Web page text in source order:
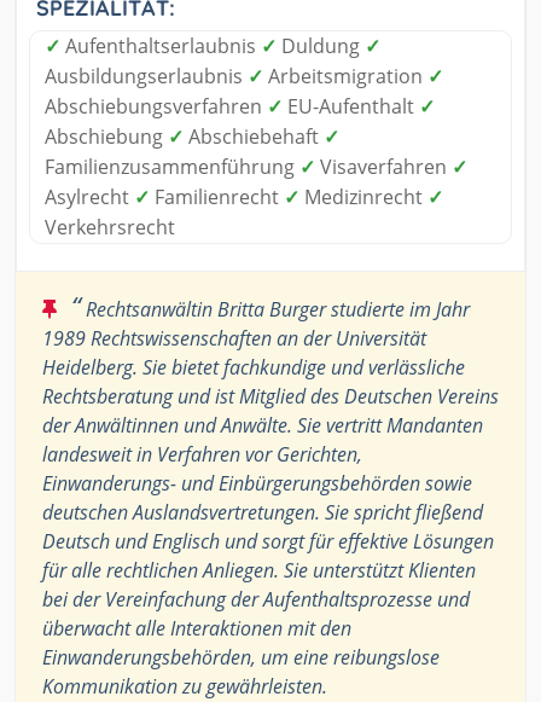
SPEZIALITÄT:
✓ Aufenthaltserlaubnis ✓ Duldung ✓
Ausbildungserlaubnis ✓ Arbeitsmigration ✓
Abschiebungsverfahren ✓ EU-Aufenthalt ✓
Abschiebung ✓ Abschiebehaft ✓
Familienzusammenführung ✓ Visaverfahren ✓
Asylrecht ✓ Familienrecht ✓ Medizinrecht ✓
Verkehrsrecht
“Rechtsanwältin Britta Burger studierte im Jahr
1989 Rechtswissenschaften an der Universität
Heidelberg. Sie bietet fachkundige und verlässliche
Rechtsberatung und ist Mitglied des Deutschen Vereins
der Anwältinnen und Anwälte. Sie vertritt Mandanten
landesweit in Verfahren vor Gerichten,
Einwanderungs- und Einbürgerungsbehörden sowie
deutschen Auslandsvertretungen. Sie spricht fließend
Deutsch und Englisch und sorgt für effektive Lösungen
für alle rechtlichen Anliegen. Sie unterstützt Klienten
bei der Vereinfachung der Aufenthaltsprozesse und
überwacht alle Interaktionen mit den
Einwanderungsbehörden, um eine reibungslose
Kommunikation zu gewährleisten.